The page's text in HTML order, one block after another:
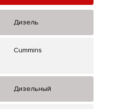
Дизель
Cummins
Дизельный